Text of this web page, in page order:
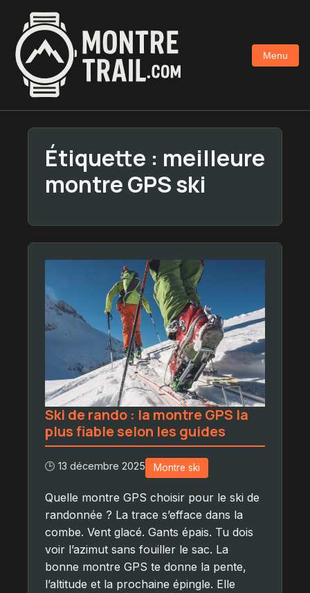
contenu
principal
Menu
Étiquette : meilleure
montre GPS ski
Ski de rando : la montre GPS la
plus fiable selon les guides
🕒 13 décembre 2025 Montre ski
Quelle montre GPS choisir pour le ski de
randonnée ? La trace s’efface dans la
combe. Vent glacé. Gants épais. Tu dois
voir l’azimut sans fouiller le sac. La
bonne montre GPS te donne la pente,
l’altitude et la prochaine épingle. Elle